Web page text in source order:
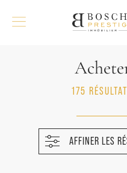
175
AFFINER LES